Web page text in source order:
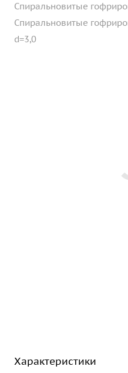
Спиральновитые
Спиральновитые
d=3,0
Характеристики